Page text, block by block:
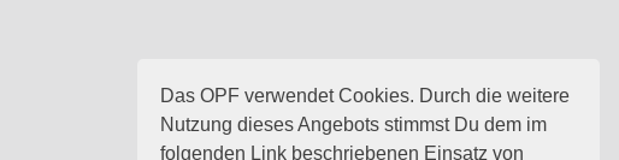
Das OPF verwendet Cookies. Durch die weitere
Nutzung dieses Angebots stimmst Du dem im
folgenden Link beschriebenen Einsatz von